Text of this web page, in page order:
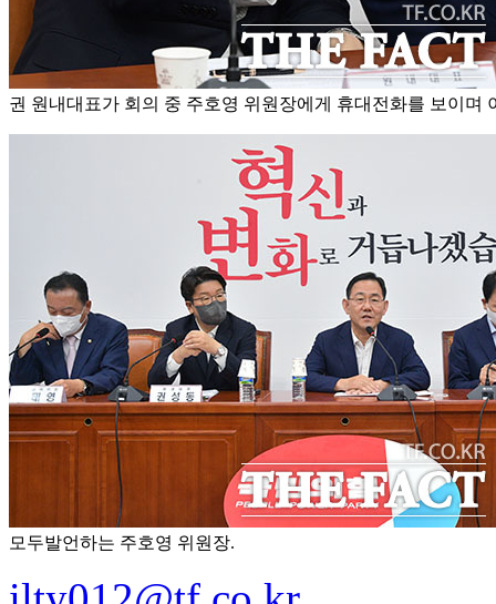
권 원내대표가 회의 중 주호영 위원장에게 휴대전화를 보이며
모두발언하는 주호영 위원장.